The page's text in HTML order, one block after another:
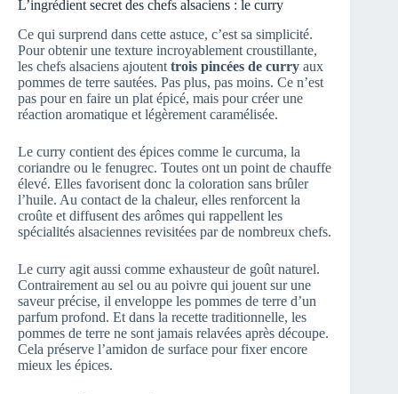
L’ingrédient secret des chefs alsaciens : le curry
Ce qui surprend dans cette astuce, c’est sa simplicité.
Pour obtenir une texture incroyablement croustillante,
les chefs alsaciens ajoutent trois pincées de curry aux
pommes de terre sautées. Pas plus, pas moins. Ce n’est
pas pour en faire un plat épicé, mais pour créer une
réaction aromatique et légèrement caramélisée.
Le curry contient des épices comme le curcuma, la
coriandre ou le fenugrec. Toutes ont un point de chauffe
élevé. Elles favorisent donc la coloration sans brûler
l’huile. Au contact de la chaleur, elles renforcent la
croûte et diffusent des arômes qui rappellent les
spécialités alsaciennes revisitées par de nombreux chefs.
Le curry agit aussi comme exhausteur de goût naturel.
Contrairement au sel ou au poivre qui jouent sur une
saveur précise, il enveloppe les pommes de terre d’un
parfum profond. Et dans la recette traditionnelle, les
pommes de terre ne sont jamais relavées après découpe.
Cela préserve l’amidon de surface pour fixer encore
mieux les épices.